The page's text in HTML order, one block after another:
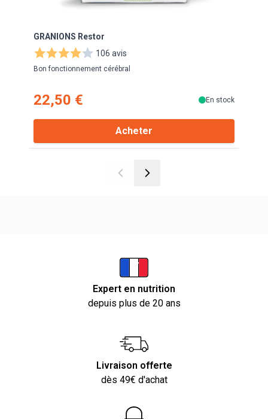
GRANIONS Restor
106 avis
Bon fonctionnement cérébral
22,50 € En stock
Acheter
Expert en nutrition
depuis plus de 20 ans
Livraison offerte
dès 49€ d'achat